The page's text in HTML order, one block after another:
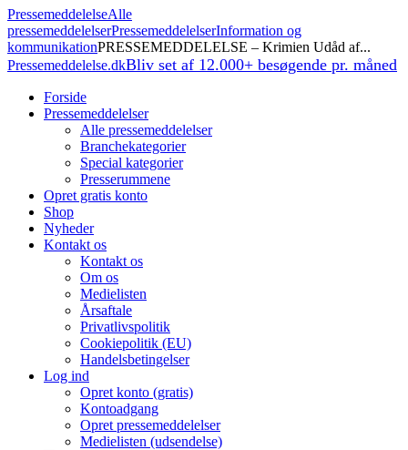
PressemeddelelseAlle
pressemeddelelserPressemeddelelserInformation og
kommunikationPRESSEMEDDELELSE – Krimien Udåd af...
Pressemeddelelse.dkBliv set af 12.000+ besøgende pr. måned
Forside
Pressemeddelelser
Alle pressemeddelelser
Branchekategorier
Special kategorier
Presserummene
Opret gratis konto
Shop
Nyheder
Kontakt os
Kontakt os
Om os
Medielisten
Årsaftale
Privatlivspolitik
Cookiepolitik (EU)
Handelsbetingelser
Log ind
Opret konto (gratis)
Kontoadgang
Opret pressemeddelelser
Medielisten (udsendelse)